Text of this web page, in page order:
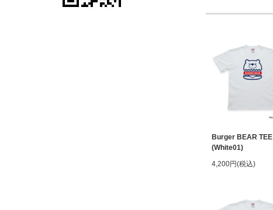
Burger BEAR TEE
(White01)
4,200円(税込)